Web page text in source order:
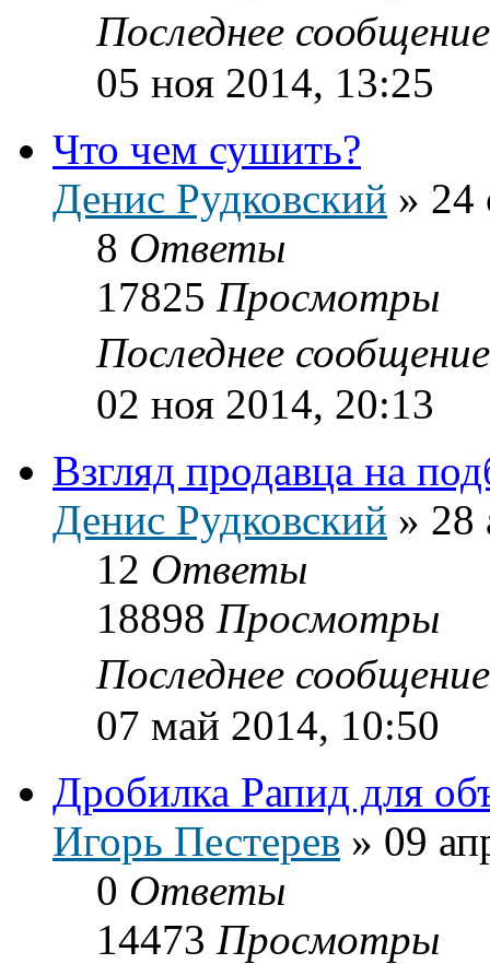
Последнее
05 ноя 2014, 13:25
Что чем сушить?
Денис Рудковский » 24
8 Ответы
17825 Просмотры
Последнее
02 ноя 2014, 20:13
Взгляд продавца на
Денис Рудковский » 28
12 Ответы
18898 Просмотры
Последнее
07 май 2014, 10:50
Дробилка Рапид для
Игорь Пестерев » 09
0 Ответы
14473 Просмотры